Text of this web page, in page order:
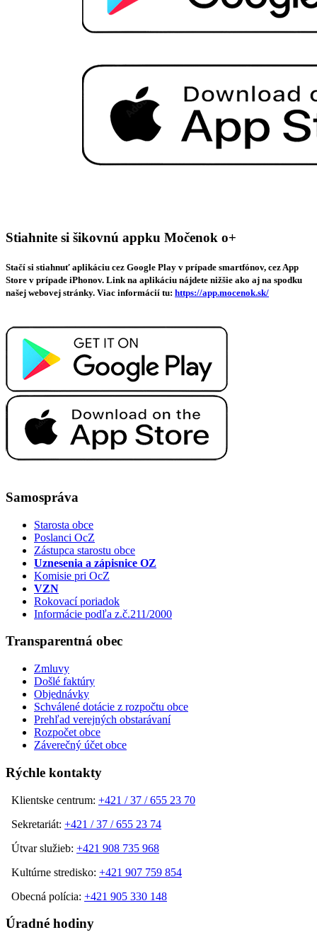
Stiahnite si šikovnú appku Močenok o+
Stačí si stiahnuť aplikáciu cez Google Play v prípade smartfónov, cez App
Store v prípade iPhonov. Link na aplikáciu nájdete nižšie ako aj na spodku
našej webovej stránky. Viac informácií tu: https://app.mocenok.sk/
Samospráva
Starosta obce
Poslanci OcZ
Zástupca starostu obce
Uznesenia a zápisnice OZ
Komisie pri OcZ
VZN
Rokovací poriadok
Informácie podľa z.č.211/2000
Transparentná obec
Zmluvy
Došlé faktúry
Objednávky
Schválené dotácie z rozpočtu obce
Prehľad verejných obstarávaní
Rozpočet obce
Záverečný účet obce
Rýchle kontakty
Klientske centrum: +421 / 37 / 655 23 70
Sekretariát: +421 / 37 / 655 23 74
Útvar služieb: +421 908 735 968
Kultúrne stredisko: +421 907 759 854
Obecná polícia: +421 905 330 148
Úradné hodiny